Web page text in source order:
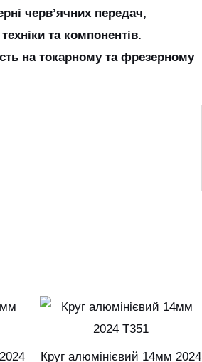
черв’ячних передач,
та компонентів.
на токарному та фрезерному
Цей
має
Круг алюмінієвий 14мм 2024
Цей
має